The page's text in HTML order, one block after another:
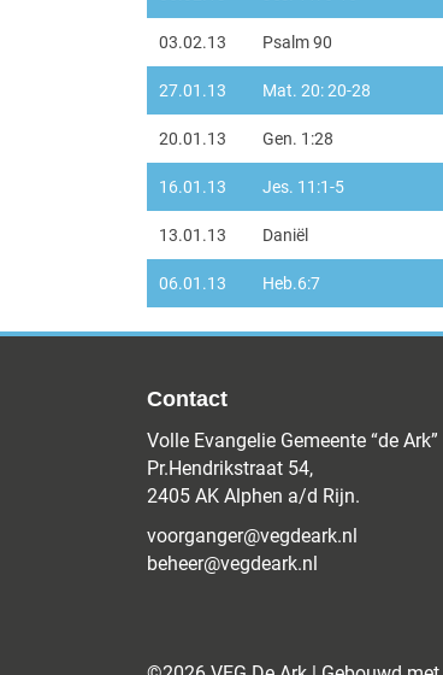
03.02.13 Psalm 90
27.01.13 Mat. 20: 20-28
20.01.13 Gen. 1:28
16.01.13 Jes. 11:1-5
13.01.13 Daniël
06.01.13 Heb.6:7
Contact
Volle Evangelie Gemeente “de Ark”
Pr.Hendrikstraat 54,
2405 AK Alphen a/d Rijn.
voorganger@vegdeark.nl
beheer@vegdeark.nl